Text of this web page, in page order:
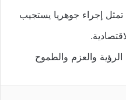
إجراء جوهريا يستجيب
والعزم والطموح